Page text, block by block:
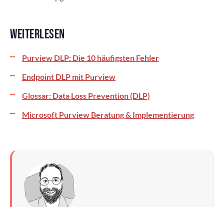
WEITERLESEN
Purview DLP: Die 10 häufigsten Fehler
Endpoint DLP mit Purview
Glossar: Data Loss Prevention (DLP)
Microsoft Purview Beratung & Implementierung